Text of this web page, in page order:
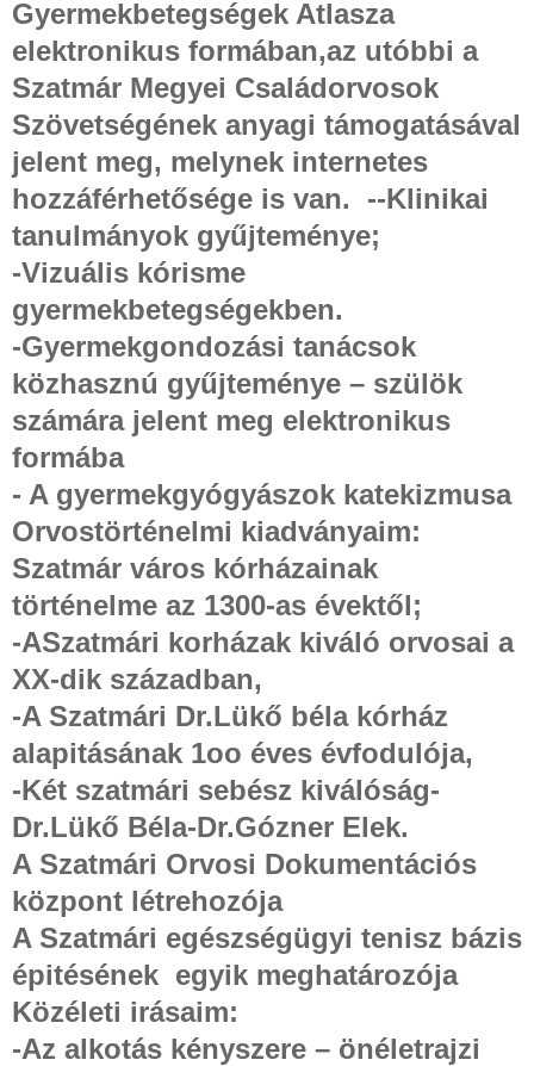
Gyermekbetegségek Atlasza
elektronikus formában,az utóbbi a
Szatmár Megyei Családorvosok
Szövetségének anyagi támogatásával
jelent meg, melynek internetes
hozzáférhetősége is van.
--Klinikai
tanulmányok gyűjteménye;
-Vizuális kórisme
gyermekbetegségekben.
-Gyermekgondozási tanácsok
közhasznú gyűjteménye – szülök
számára jelent meg elektronikus
formába
- A gyermekgyógyászok katekizmusa
Orvostörténelmi kiadványaim:
Szatmár város kórházainak
történelme az 1300-as évektől;
-ASzatmári korházak kiváló orvosai a
XX-dik században,
-A Szatmári Dr.Lükő béla kórház
alapitásának 1oo éves évfodulója,
-Két szatmári sebész kiválóság-
Dr.Lükő Béla-Dr.Gózner Elek.
A Szatmári Orvosi Dokumentációs
központ létrehozója
A Szatmári egészségügyi tenisz bázis
épitésének egyik meghatározója
Közéleti irásaim:
-Az alkotás kényszere – önéletrajzi